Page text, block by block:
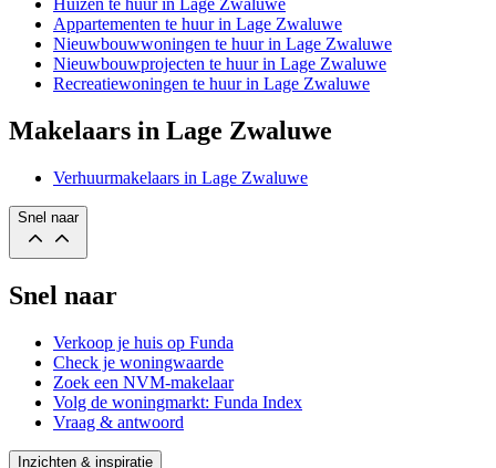
Huizen te huur in Lage Zwaluwe
Appartementen te huur in Lage Zwaluwe
Nieuwbouwwoningen te huur in Lage Zwaluwe
Nieuwbouwprojecten te huur in Lage Zwaluwe
Recreatiewoningen te huur in Lage Zwaluwe
Makelaars in Lage Zwaluwe
Verhuurmakelaars in Lage Zwaluwe
Snel naar
Snel naar
Verkoop je huis op Funda
Check je woningwaarde
Zoek een NVM-makelaar
Volg de woningmarkt: Funda Index
Vraag & antwoord
Inzichten & inspiratie